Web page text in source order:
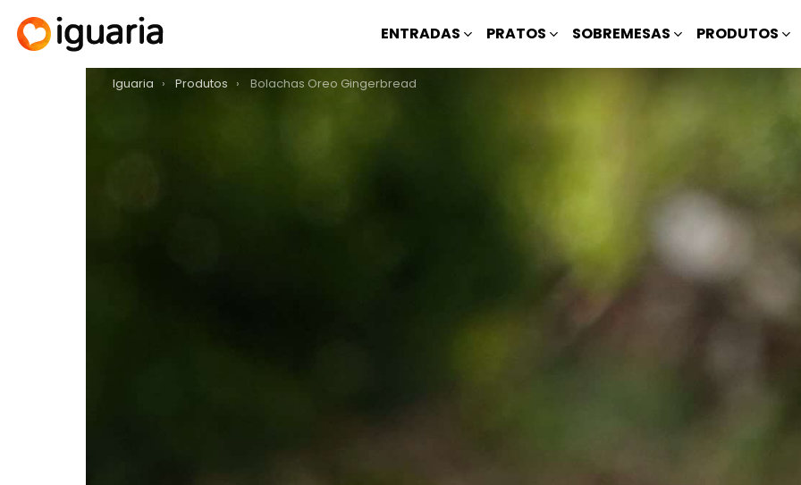
ENTRADAS PRATOS SOBREMESAS PRODUTOS
You are here:
Iguaria Produtos Bolachas Oreo Gingerbread